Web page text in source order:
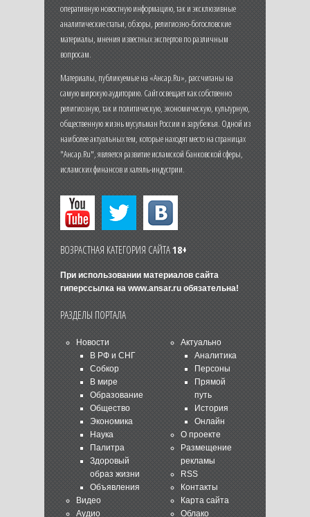
оперативную новостную информацию, так и эксклюзивные
аналитические статьи, обзоры, религиозно-богословские
материалы, мнения известных экспертов по различным
вопросам.
Материалы, публикуемые на «Ансар.Ru», рассчитаны на
самую широкую аудиторию. Сайт освещает как собственно
религиозную, так и политическую, экономическую, культурную,
общественную жизнь мусульман России и зарубежья. Одной из
наиболее актуальных тем, которые находят место на страницах
"Ансар.Ru", является развитие исламской банковской сферы,
исламских финансов и халяль-индустрии.
ВОЗРАСТНАЯ КАТЕГОРИЯ САЙТА18+
При использовании материалов сайта
гиперссылка на www.ansar.ruобязательна!
РАЗДЕЛЫ ПОРТАЛА
Новости
В РФ и СНГ
Собкор
В мире
Образование
Общество
Экономика
Наука
Палитра
Здоровый
образ жизни
Объявления
Видео
Аудио
Актуально
Аналитика
Персоны
Прямой
путь
История
Онлайн
О проекте
Размещение
рекламы
RSS
Контакты
Карта сайта
Облако